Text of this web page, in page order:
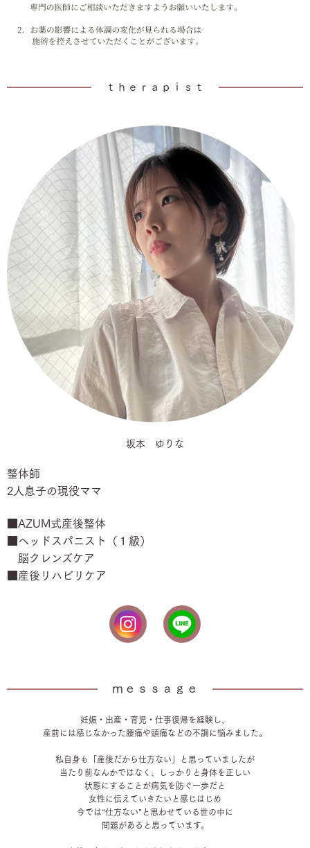
ｔｈｅｒａｐｉｓｔ
坂本 ゆりな
整体師
2人息子の現役ママ
■AZUM式産後整体
■ヘッドスパニスト（１級）
脳クレンズケア
■産後リハビリケア
ｍｅｓｓａｇｅ
妊娠・出産・育児・仕事復帰を経験し、
産前には感じなかった腰痛や頭痛などの不調に悩みました。
私自身も「産後だから仕方ない」と思っていましたが
当たり前なんかではなく、しっかりと身体を正しい
状態にすることが病気を防ぐ一歩だと
女性に伝えていきたいと感じはじめ
今では“仕方ない”と思わせている世の中に
問題があると思っています。